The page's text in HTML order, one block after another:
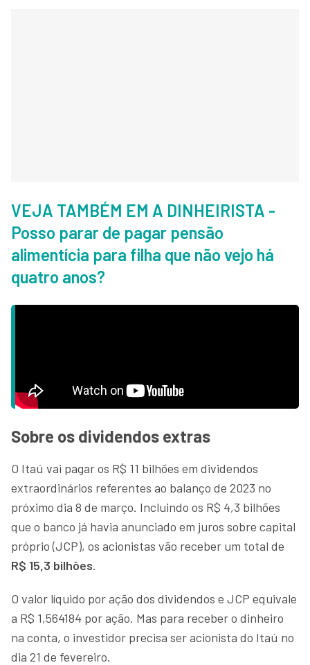
VEJA TAMBÉM EM A DINHEIRISTA -
Posso parar de pagar pensão
alimentícia para filha que não vejo há
quatro anos?
Sobre os dividendos extras
O Itaú vai pagar os R$ 11 bilhões em dividendos
extraordinários referentes ao balanço de 2023 no
próximo dia 8 de março. Incluindo os R$ 4,3 bilhões
que o banco já havia anunciado em juros sobre capital
próprio (JCP), os acionistas vão receber um total de
R$ 15,3 bilhões.
O valor líquido por ação dos dividendos e JCP equivale
a R$ 1,564184 por ação. Mas para receber o dinheiro
na conta, o investidor precisa ser acionista do Itaú no
dia 21 de fevereiro.